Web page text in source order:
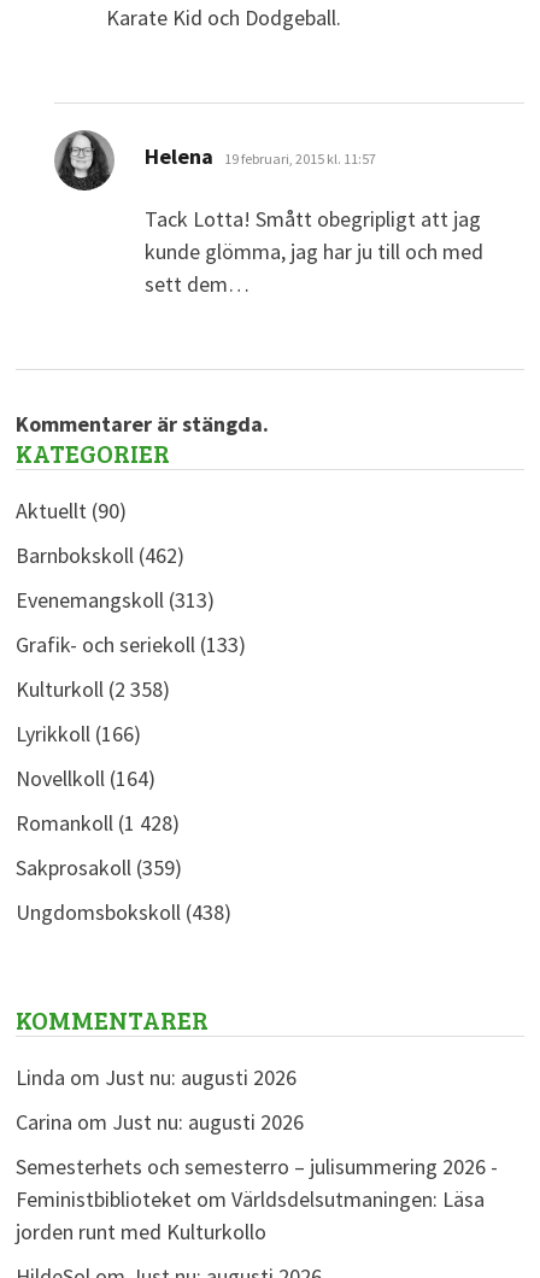
Karate Kid och Dodgeball.
Helena skriver:
19 februari, 2015 kl. 11:57
Tack Lotta! Smått obegripligt att jag
kunde glömma, jag har ju till och med
sett dem…
Kommentarer är stängda.
KATEGORIER
Aktuellt(90)
Barnbokskoll(462)
Evenemangskoll(313)
Grafik- och seriekoll(133)
Kulturkoll(2 358)
Lyrikkoll(166)
Novellkoll(164)
Romankoll(1 428)
Sakprosakoll(359)
Ungdomsbokskoll(438)
KOMMENTARER
Linda om Just nu: augusti 2026
Carina om Just nu: augusti 2026
Semesterhets och semesterro – julisummering 2026 -
Feministbiblioteketom Världsdelsutmaningen: Läsa
jorden runt med Kulturkollo